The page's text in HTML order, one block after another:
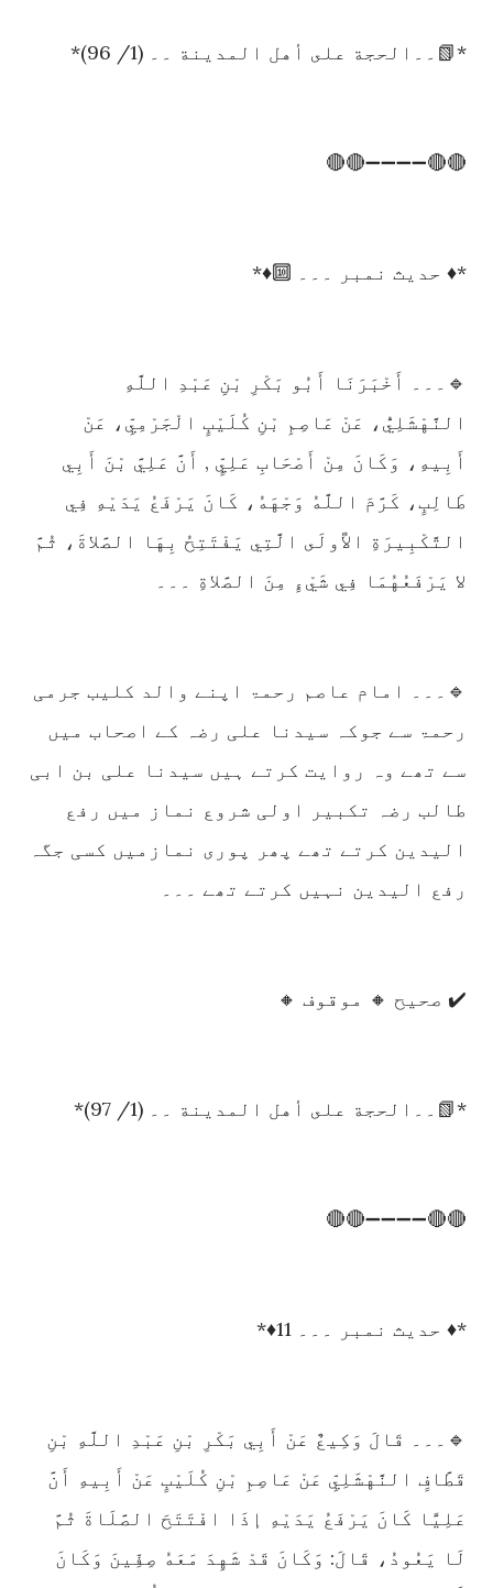
*📗۔۔الحجة على أهل المدينة ۔۔ (1/ 96)*
🔴🔴➖➖➖➖🔴🔴
*♦️ حدیث نمبر ۔۔۔ 🔟♦️*
🔹۔۔۔ أَخْبَرَنَا أَبُو بَكْرِ بْنِ عَبْدِ اللَّهِ
النَّهْشَلِيُّ، عَنْ عَاصِمِ بْنِ كُلَيْبٍ الْجَرْمِيِّ، عَنْ
أَبِيهِ، وَكَانَ مِنْ أَصْحَابِ عَلِيٍّ , أَنَّ عَلِيَّ بْنَ أَبِي
طَالِبٍ، كَرَّمَ اللَّهُ وَجْهَهُ، كَانَ يَرْفَعُ يَدَيْهِ فِي
التَّكْبِيرَةِ الأُولَى الَّتِي يَفْتَتِحُ بِهَا الصَّلاةَ، ثُمَّ
لا يَرْفَعُهُمَا فِي شَيْءٍ مِنَ الصَّلاةِ ۔۔۔
🔹۔۔۔ امام عاصم رحمۃ اپنے والد کلیب جرمی
رحمۃ سے جوکہ سیدنا علی رضہ کے اصحاب میں
سے تھے وہ روایت کرتے ہیں سیدنا علی بن ابی
طالب رضہ تکبیر اولی شروع نماز میں رفع
الیدین کرتے تھے پھر پوری نمازمیں کسی جگہ
رفع الیدین نہیں کرتے تھے ۔۔۔
✔️ صحیح 🔸 موقوف 🔸
*📗۔۔الحجة على أهل المدينة ۔۔ (1/ 97)*
🔴🔴➖➖➖➖🔴🔴
*♦️ حدیث نمبر ۔۔۔ 11♦️*
🔹۔۔۔ قَالَ وَكِيعٌ عَنْ أَبِي بَكْرِ بْنِ عَبْدِ اللَّهِ بْنِ
قَطَّافٍ النَّهْشَلِيِّ عَنْ عَاصِمِ بْنِ كُلَيْبٍ عَنْ أَبِيهِ أَنَّ
عَلِيًّا كَانَ يَرْفَعُ يَدَيْهِ إذَا افْتَتَحَ الصَّلَاةَ ثُمَّ
لَا يَعُودُ، قَالَ: وَكَانَ قَدْ شَهِدَ مَعَهُ صِفِّينَ وَكَانَ